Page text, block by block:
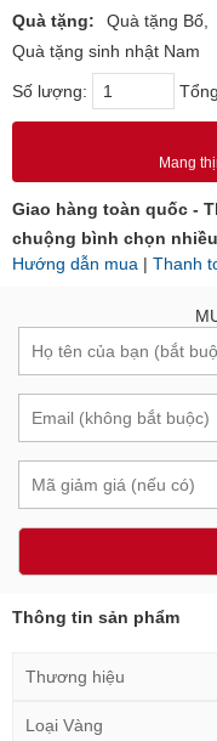
Quà tặng:
Quà tặng Bố
Quà tặng sinh nhật Nam
Số lượng:
Mang
Giao hàng toàn quốc -
chuộng bình chọn
Hướng dẫn mua | Thanh
Thông tin sản phẩm
Thương hiệu
Loại Vàng